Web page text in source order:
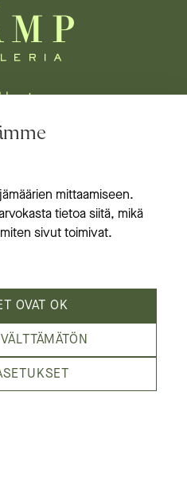
mittaamiseen.
tietoa siitä, mikä
sivut toimivat.
OVAT OK
meistä
laadukkain